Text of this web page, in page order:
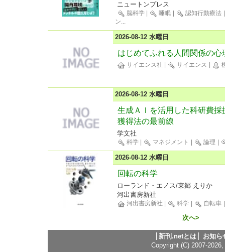
ニュートンプレス
脳科学 睡眠 認知行動療法
ン...
2026-08-12 水曜日
はじめてふれる人間関係の心
サイエンス社 サイエンス
2026-08-12 水曜日
生成ＡＩを活用した科研費
獲得法の最前線
学文社
科学 マネジメント 論理
2026-08-12 水曜日
回転の科学
ローランド・エノス/東郷 えりか
河出書房新社
河出書房新社 科学 自転車
次へ>
新刊.netとは
お知ら
Copyright (C) 2007-2026,